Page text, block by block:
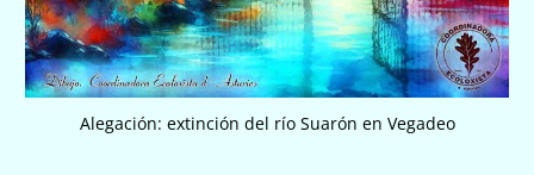
Alegación: extinción del río Suarón en Vegadeo